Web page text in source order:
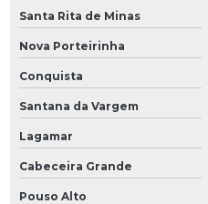
Santa Rita de Minas
Nova Porteirinha
Conquista
Santana da Vargem
Lagamar
Cabeceira Grande
Pouso Alto